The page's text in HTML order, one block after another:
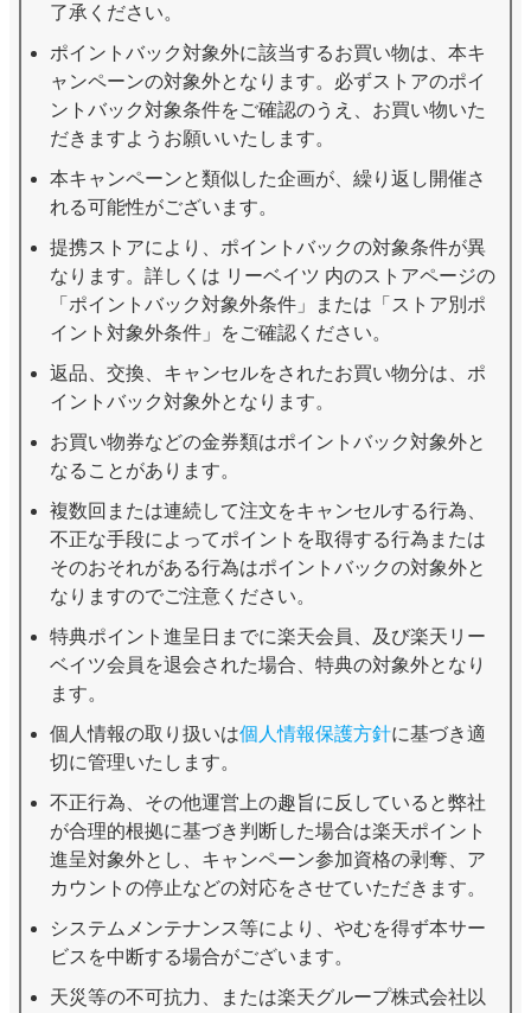
了承ください。
ポイントバック対象外に該当するお買い物は、本キ
ャンペーンの対象外となります。必ずストアのポイ
ントバック対象条件をご確認のうえ、お買い物いた
だきますようお願いいたします。
本キャンペーンと類似した企画が、繰り返し開催さ
れる可能性がございます。
提携ストアにより、ポイントバックの対象条件が異
なります。詳しくは リーベイツ 内のストアページの
「ポイントバック対象外条件」または「ストア別ポ
イント対象外条件」をご確認ください。
返品、交換、キャンセルをされたお買い物分は、ポ
イントバック対象外となります。
お買い物券などの金券類はポイントバック対象外と
なることがあります。
複数回または連続して注文をキャンセルする行為、
不正な手段によってポイントを取得する行為または
そのおそれがある行為はポイントバックの対象外と
なりますのでご注意ください。
特典ポイント進呈⽇までに楽天会員、及び楽天リー
ベイツ会員を退会された場合、特典の対象外となり
ます。
個人情報の取り扱いは個人情報保護方針に基づき適
切に管理いたします。
不正行為、その他運営上の趣旨に反していると弊社
が合理的根拠に基づき判断した場合は楽天ポイント
進呈対象外とし、キャンペーン参加資格の剥奪、ア
カウントの停止などの対応をさせていただきます。
システムメンテナンス等により、やむを得ず本サー
ビスを中断する場合がございます。
天災等の不可抗力、または楽天グループ株式会社以